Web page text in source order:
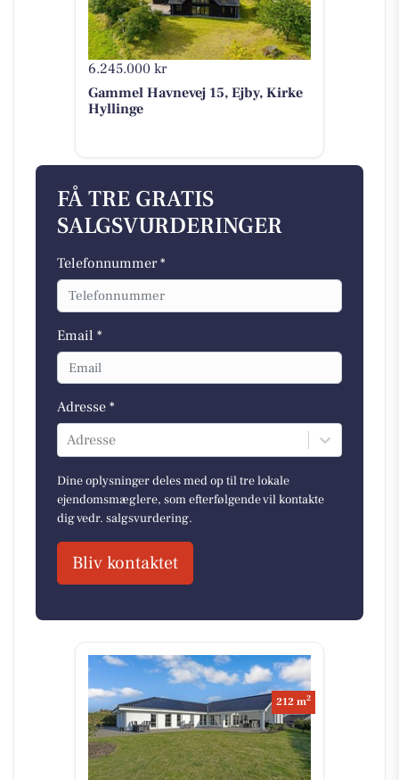
6.245.000 kr
Gammel Havnevej 15, Ejby, Kirke
Hyllinge
FÅ TRE GRATIS
SALGSVURDERINGER
Telefonnummer *
Email *
Adresse *
Adresse
Dine oplysninger deles med op til tre lokale
ejendomsmæglere, som efterfølgende vil kontakte
dig vedr. salgsvurdering.
Bliv kontaktet
212 m2